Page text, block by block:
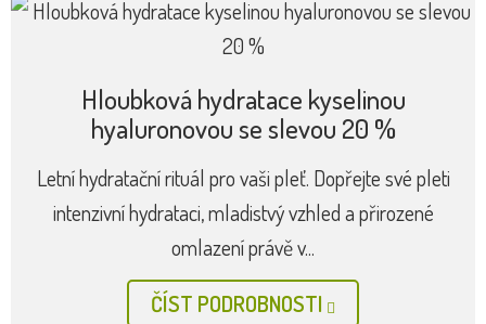
Hloubková hydratace kyselinou
hyaluronovou se slevou 20 %
Letní hydratační rituál pro vaši pleť. Dopřejte své pleti
intenzivní hydrataci, mladistvý vzhled a přirozené
omlazení právě v...
ČÍST PODROBNOSTI